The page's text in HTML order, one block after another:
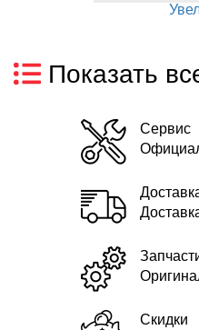
Показать
Сервис
Скидки